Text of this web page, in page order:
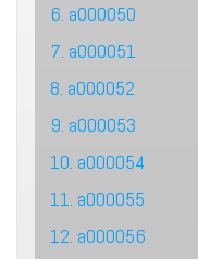
6. a000050
7. a000051
8. a000052
9. a000053
10. a000054
11. a000055
12. a000056